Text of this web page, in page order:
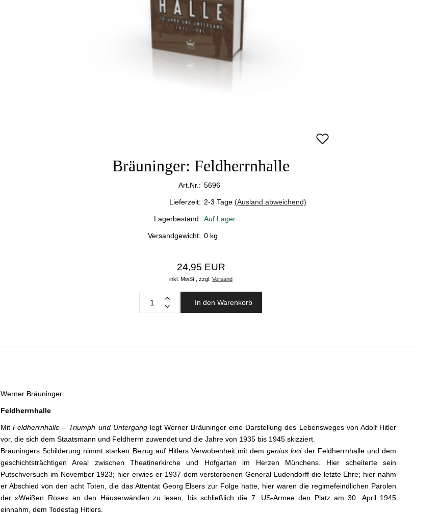
Bräuninger: Feldherrnhalle
Art.Nr.: 5696
Lieferzeit: 2-3 Tage (Ausland abweichend)
Lagerbestand: Auf Lager
Versandgewicht: 0 kg
24,95 EUR
inkl. MwSt., zzgl. Versand
In den Warenkorb
Werner Bräuninger:
Feldherrnhalle
MitFeldherrnhalle – Triumph und Unterganglegt Werner Bräuninger eine Darstellung des Lebensweges von Adolf Hitler
vor, die sich dem Staatsmann und Feldherrn zuwendet und die Jahre von 1935 bis 1945 skizziert.
Bräuningers Schilderung nimmt starken Bezug auf Hitlers Verwobenheit mit demgenius locider Feldherrnhalle und dem
geschichtsträchtigen Areal zwischen Thea­tinerkirche und Hofgarten im Herzen Münchens. Hier scheiterte sein
Putschversuch im November 1923; hier erwies er 1937 dem verstorbenen General Ludendorff die letzte Ehre; hier nahm
er Abschied von den acht Toten, die das Attentat ­Georg Elsers zur Folge hatte, hier waren die regime­feindlichen Parolen
der »Weißen Rose« an den Häuserwänden zu lesen, bis schließlich die 7. US-Armee den Platz am 30. April 1945
einnahm, dem Todestag Hitlers.